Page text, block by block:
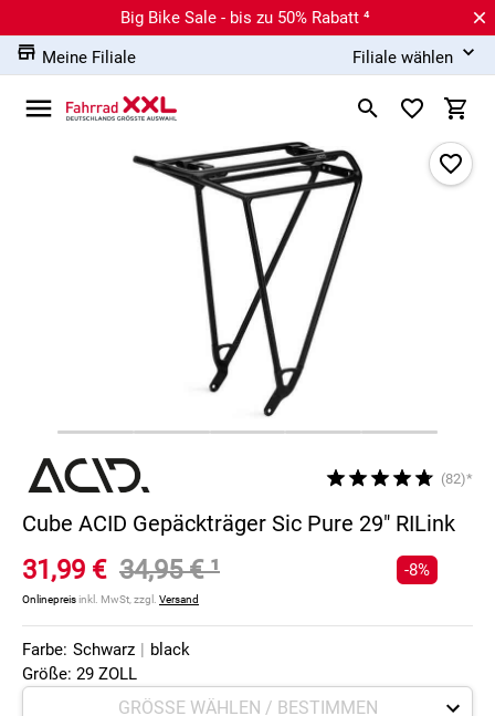
Big Bike Sale - bis zu 50% Rabatt ⁴
Meine Filiale
Filiale wählen
(82)*
Cube ACID Gepäckträger Sic Pure 29" RILink
31,99 € 34,95 €¹
Onlinepreisinkl. MwSt, zzgl. Versand
-8%
Farbe: Schwarz | black
Größe: 29 ZOLL